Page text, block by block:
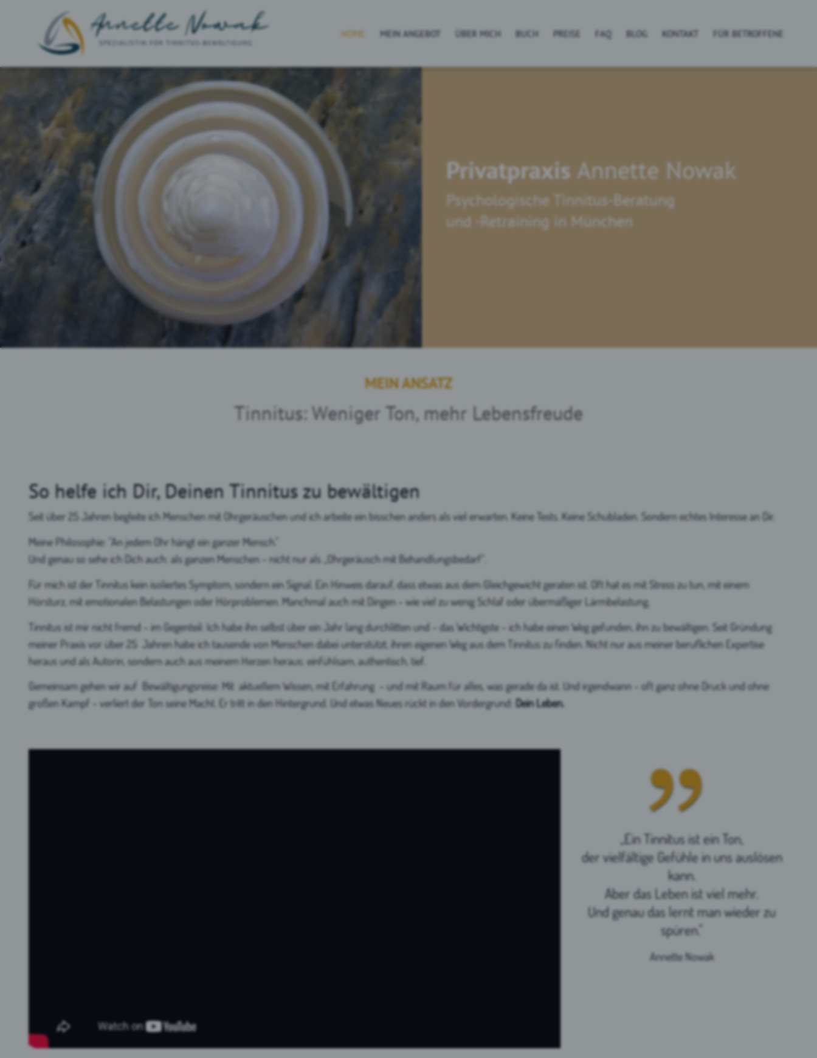
HOME MEIN ANGEBOT ÜBER MICH BUCH PREISE FAQ BLOG KONTAKT FÜR BETROFFENE
Privatpraxis Annette Nowak
Psychologische Tinnitus-Beratung
und -Retraining in München
MEIN ANSATZ
Tinnitus: Weniger Ton, mehr Lebensfreude
So helfe ich Dir, Deinen Tinnitus zu bewältigen
Seit über 25 Jahren begleite ich Menschen mit Ohrgeräuschen und ich arbeite ein bisschen anders als viel erwarten. Keine Tests. Keine Schubladen. Sondern echtes Interesse an Dir.
Meine Philosophie: "An jedem Ohr hängt ein ganzer Mensch."
Und genau so sehe ich Dich auch: als ganzen Menschen – nicht nur als „Ohrgeräusch mit Behandlungsbedarf“.
Für mich ist der Tinnitus kein isoliertes Symptom, sondern ein Signal. Ein Hinweis darauf, dass etwas aus dem Gleichgewicht geraten ist. Oft hat es mit Stress zu tun, mit einem
Hörsturz, mit emotionalen Belastungen oder Hörproblemen. Manchmal auch mit Dingen – wie viel zu wenig Schlaf oder übermäßiger Lärmbelastung,
Tinnitus ist mir nicht fremd – im Gegenteil: Ich habe ihn selbst über ein Jahr lang durchlitten und – das Wichtigste – ich habe einen Weg gefunden, ihn zu bewältigen. Seit Gründung
meiner Praxis vor über 25 Jahren habe ich tausende von Menschen dabei unterstützt, ihren eigenen Weg aus dem Tinnitus zu finden. Nicht nur aus meiner beruflichen Expertise
heraus und als Autorin, sondern auch aus meinem Herzen heraus: einfühlsam, authentisch, tief.
Gemeinsam gehen wir auf Bewältigungsreise: Mit aktuellem Wissen, mit Erfahrung – und mit Raum für alles, was gerade da ist. Und irgendwann – oft ganz ohne Druck und ohne
großen Kampf – verliert der Ton seine Macht. Er tritt in den Hintergrund. Und etwas Neues rückt in den Vordergrund: Dein Leben.
„Ein Tinnitus ist ein Ton,
der vielfältige Gefühle in uns auslösen
kann.
Aber das Leben ist viel mehr.
Und genau das lernt man wieder zu
spüren."
Annette Nowak